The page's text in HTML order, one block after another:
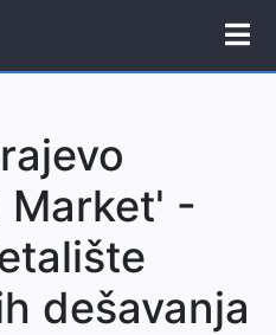
Market' -
dešavanja